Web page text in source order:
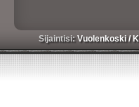
Sijaintisi:Vuolenkoski/